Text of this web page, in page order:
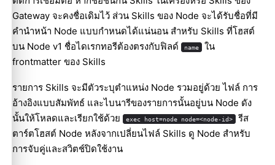
Gateway จะคงชื่อเดิมไว้ ส่วน Skills ของ Node จะได้รับชื่อที่มี
คำนำหน้า Node แบบกำหนดได้แน่นอน สำหรับ Skills ที่โฮสต์
บน Node v1 ชื่อไดเรกทอรีต้องตรงกับฟิลด์
name ใน
frontmatter ของ Skills
รายการ Skills จะมีตัวระบุตำแหน่ง Node รวมอยู่ด้วย ไฟล์ การ
อ้างอิงแบบสัมพัทธ์ และไบนารีของรายการนั้นอยู่บน Node ดัง
นั้นให้โหลดและเรียกใช้ด้วย
exec host=node node=<node-id> รีส
ตาร์ตโฮสต์ Node หลังจากเปลี่ยนไฟล์ Skills ดู Node สำหรับ
การจับคู่และสวิตช์ปิดใช้งาน